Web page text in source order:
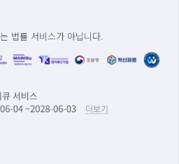
법률 서비스가 아닙니다.